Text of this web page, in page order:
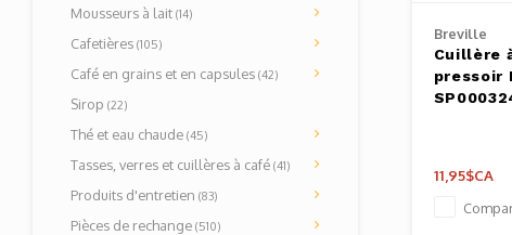
Mousseurs à lait (14)
Cafetières (105)
Café en grains et en capsules (42)
Sirop (22)
Thé et eau chaude (45)
Tasses, verres et cuillères à café (41)
Produits d'entretien (83)
Pièces de rechange (510)
Breville
Cuillère
pressoir
11,95$CA